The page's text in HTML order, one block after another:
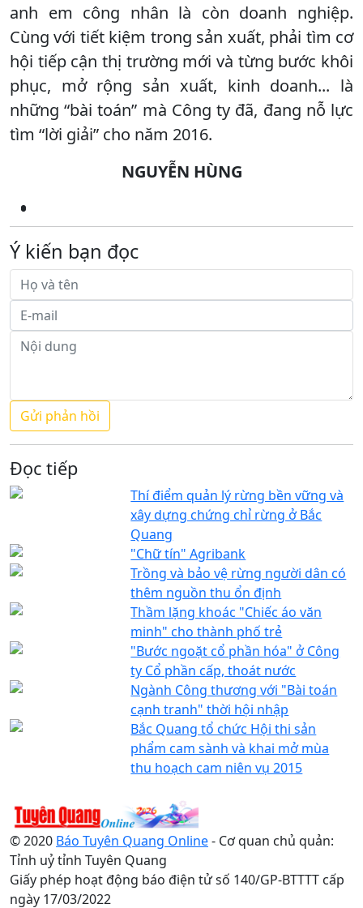
anh em công nhân là còn doanh nghiệp.
Cùng với tiết kiệm trong sản xuất, phải tìm cơ
hội tiếp cận thị trường mới và từng bước khôi
phục, mở rộng sản xuất, kinh doanh... là
những “bài toán” mà Công ty đã, đang nỗ lực
tìm “lời giải” cho năm 2016.
NGUYỄN HÙNG
Ý kiến bạn đọc
Đọc tiếp
Thí điểm quản lý rừng bền vững và
xây dựng chứng chỉ rừng ở Bắc
Quang
"Chữ tín" Agribank
Trồng và bảo vệ rừng người dân có
thêm nguồn thu ổn định
Thầm lặng khoác "Chiếc áo văn
minh" cho thành phố trẻ
"Bước ngoặt cổ phần hóa" ở Công
ty Cổ phần cấp, thoát nước
Ngành Công thương với "Bài toán
cạnh tranh" thời hội nhập
Bắc Quang tổ chức Hội thi sản
phẩm cam sành và khai mở mùa
thu hoạch cam niên vụ 2015
© 2020 Báo Tuyên Quang Online- Cơ quan chủ quản:
Tỉnh uỷ tỉnh Tuyên Quang
Giấy phép hoạt động báo điện tử số 140/GP-BTTTT cấp
ngày 17/03/2022